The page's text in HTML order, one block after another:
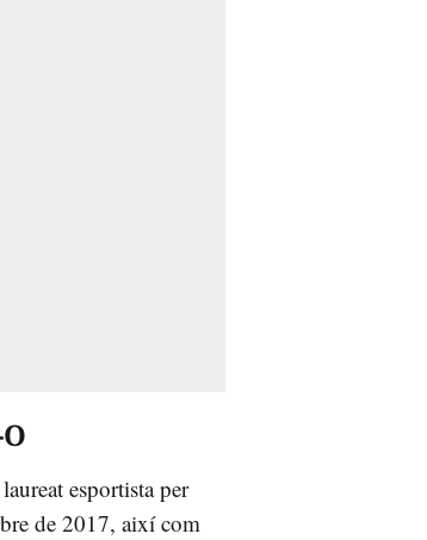
esportista per
de 2017, així com